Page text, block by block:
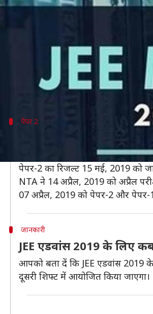
अगर आप ने भी अप्रैल, 2019 में नेशनल
आपको बता दें कि आपका इंतजार अब
जी हां, NTA ने JEE Main April
NTA ने अपनी आधिकारिक वेबसाइट
पेपर 2
15 मई को जारी होगा पेपर-2
आपकी जानकारी के लिए बता दें कि
पेपर-2 का रिजल्ट 15 मई, 2019 को
NTA ने 14 अप्रैल, 2019 को अप्रैल
07 अप्रैल, 2019 को पेपर-2 और पेपर-
जानकारी
JEE एडवांस 2019 के लिए कब
आपको बता दें कि JEE एडवांस 2019
दूसरी शिफ्ट में आयोजित किया जाएगा।